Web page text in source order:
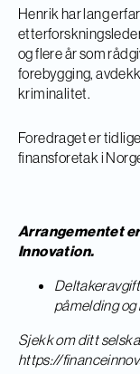
Henrik har lang
og flere år som
forebygging,
kriminalitet.
Foredraget er
finansforetak i
Arrangementet
Innovation.
påmelding og
Sjekk om ditt
https://